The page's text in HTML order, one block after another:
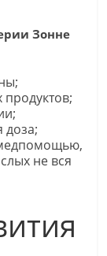
Зонне
не вся